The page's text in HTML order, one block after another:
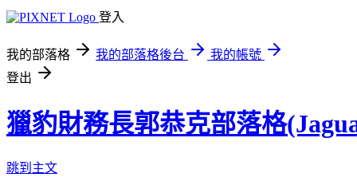
登入
我的部落格 我的部落格後台
我的帳號
登出
獵豹財務長郭恭克部落格
跳到主文